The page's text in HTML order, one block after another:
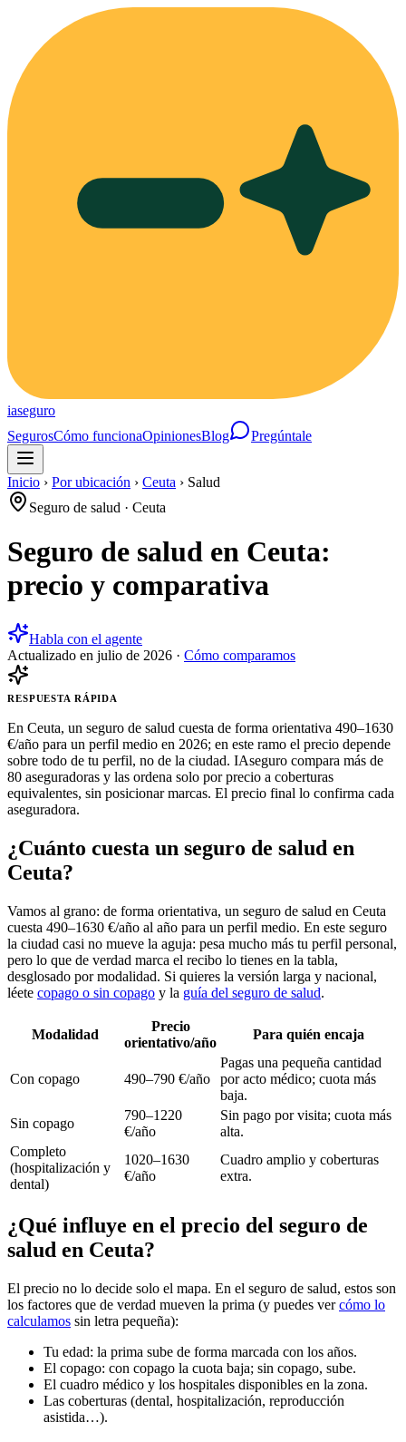
iaseguro
SegurosCómo funcionaOpinionesBlog Pregúntale
Inicio › Por ubicación › Ceuta › Salud
Seguro de salud · Ceuta
Seguro de salud en Ceuta:
precio y comparativa
Habla con el agente
Actualizado en julio de 2026 · Cómo comparamos
RESPUESTA RÁPIDA
En Ceuta, un seguro de salud cuesta de forma orientativa 490–1630
€/año para un perfil medio en 2026; en este ramo el precio depende
sobre todo de tu perfil, no de la ciudad. IAseguro compara más de
80 aseguradoras y las ordena solo por precio a coberturas
equivalentes, sin posicionar marcas. El precio final lo confirma cada
aseguradora.
¿Cuánto cuesta un seguro de salud en
Ceuta?
Vamos al grano: de forma orientativa, un seguro de salud en Ceuta
cuesta 490–1630 €/año al año para un perfil medio. En este seguro
la ciudad casi no mueve la aguja: pesa mucho más tu perfil personal,
pero lo que de verdad marca el recibo lo tienes en la tabla,
desglosado por modalidad. Si quieres la versión larga y nacional,
léete copago o sin copago y la guía del seguro de salud.
Modalidad
Precio
orientativo/año
Para quién encaja
Con copago 490–790 €/año
Pagas una pequeña cantidad
por acto médico; cuota más
baja.
Sin copago
790–1220
€/año
Sin pago por visita; cuota más
alta.
Completo
(hospitalización y
dental)
1020–1630
€/año
Cuadro amplio y coberturas
extra.
¿Qué influye en el precio del seguro de
salud en Ceuta?
El precio no lo decide solo el mapa. En el seguro de salud, estos son
los factores que de verdad mueven la prima (y puedes vercómo lo
calculamos sin letra pequeña):
Tu edad: la prima sube de forma marcada con los años.
El copago: con copago la cuota baja; sin copago, sube.
El cuadro médico y los hospitales disponibles en la zona.
Las coberturas (dental, hospitalización, reproducción
asistida…).